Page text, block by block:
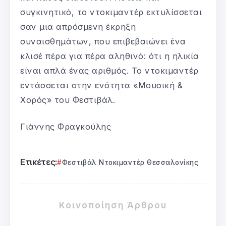
συγκινητικό, το ντοκιμαντέρ εκτυλίσσεται
σαν μια απρόσμενη έκρηξη
συναισθημάτων, που επιβεβαιώνει ένα
κλισέ πέρα για πέρα αληθινό: ότι η ηλικία
είναι απλά ένας αριθμός. Το ντοκιμαντέρ
εντάσσεται στην ενότητα «Μουσική &
Χορός» του Φεστιβάλ.
Γιάννης Φραγκούλης
Ετικέτες: Φεστιβάλ Ντοκιμαντέρ Θεσσαλονίκης
Κοινοποίηση Άρθρου